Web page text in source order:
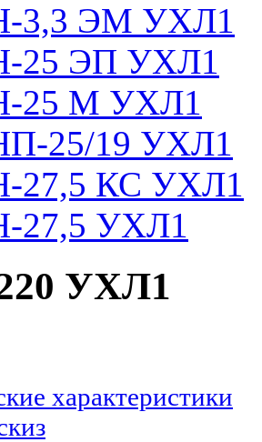
3,3 ЭМ УХЛ1
25 ЭП УХЛ1
25 М УХЛ1
25/19 УХЛ1
27,5 КС УХЛ1
27,5 УХЛ1
УХЛ1
характеристики